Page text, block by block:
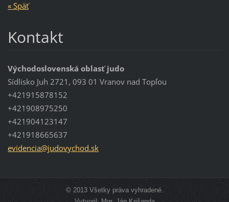
« Späť
Kontakt
Východoslovenská oblasť judo
Sídlisko Juh 2721, 093 01 Vranov nad Topľou
+421915878152
+421908975250
+421904123147
+421918665637
evidencia@judovychod.sk
© 2013 Všetky práva vyhradené.